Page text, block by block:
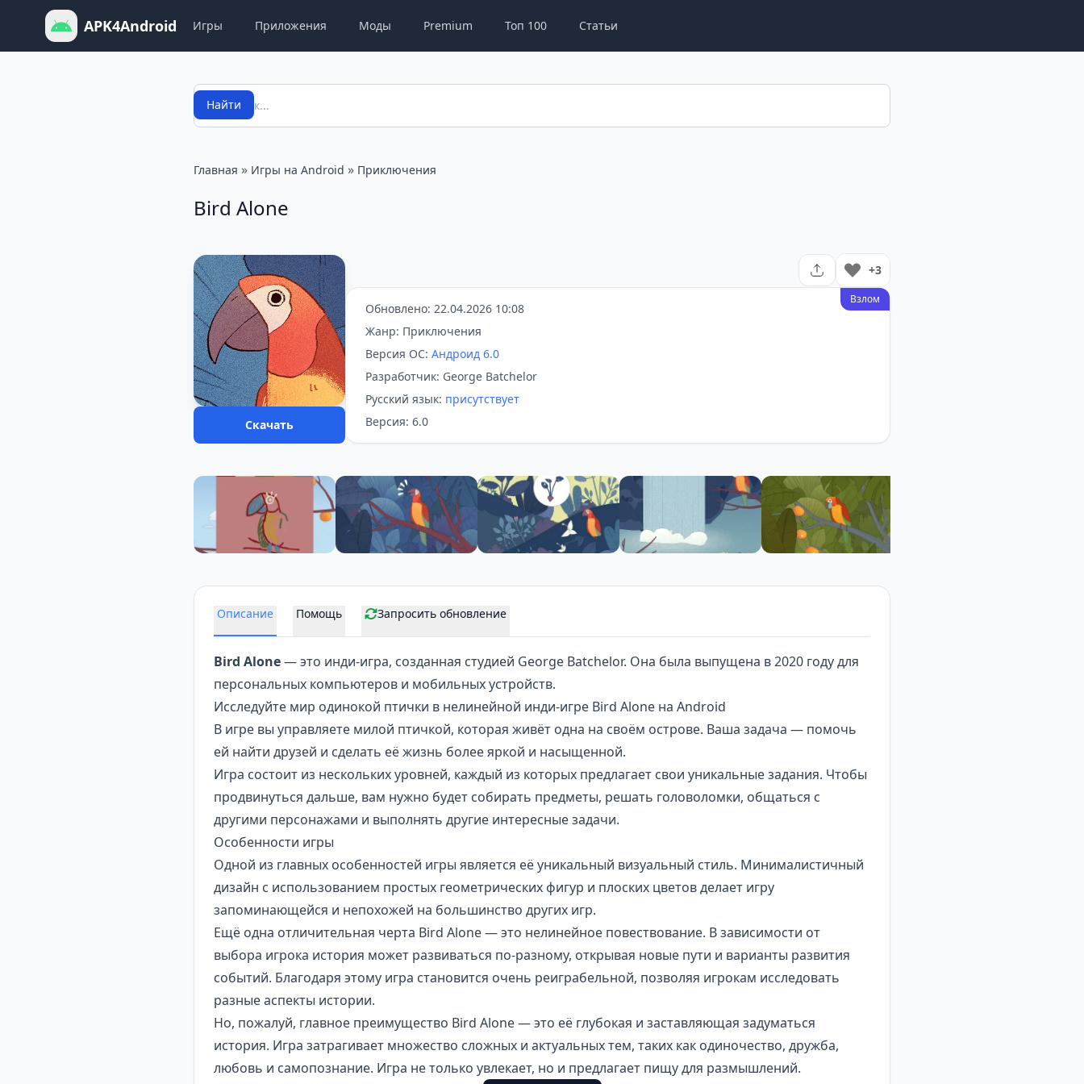
APK4Android Игры Приложения Моды Premium Топ 100 Статьи
Поиск
Найти
Главная » Игры на Android » Приключения
Bird Alone
Скачать
+3
Взлом
Обновлено: 22.04.2026 10:08
Жанр: Приключения
Версия ОС: Андроид 6.0
Разработчик: George Batchelor
Русский язык: присутствует
Версия: 6.0
Описание Помощь Запросить обновление
Bird Alone— это инди-игра, созданная студией George Batchelor. Она была выпущена в 2020 году для
персональных компьютеров и мобильных устройств.
Исследуйте мир одинокой птички в нелинейной инди-игре Bird Alone на Android
В игре вы управляете милой птичкой, которая живёт одна на своём острове. Ваша задача — помочь
ей найти друзей и сделать её жизнь более яркой и насыщенной.
Игра состоит из нескольких уровней, каждый из которых предлагает свои уникальные задания. Чтобы
продвинуться дальше, вам нужно будет собирать предметы, решать головоломки, общаться с
другими персонажами и выполнять другие интересные задачи.
Особенности игры
Одной из главных особенностей игры является её уникальный визуальный стиль. Минималистичный
дизайн с использованием простых геометрических фигур и плоских цветов делает игру
запоминающейся и непохожей на большинство других игр.
Ещё одна отличительная черта Bird Alone — это нелинейное повествование. В зависимости от
выбора игрока история может развиваться по-разному, открывая новые пути и варианты развития
событий. Благодаря этому игра становится очень реиграбельной, позволяя игрокам исследовать
разные аспекты истории.
Но, пожалуй, главное преимущество Bird Alone — это её глубокая и заставляющая задуматься
история. Игра затрагивает множество сложных и актуальных тем, таких как одиночество, дружба,
любовь и самопознание. Игра не только увлекает, но и предлагает пищу для размышлений.